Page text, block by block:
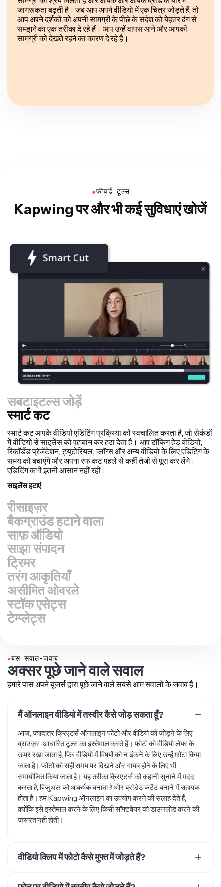
जागरूकता बढ़ती है। जब आप अपने वीडियो में एक चित्र जोड़ते हैं, तो
आप अपने दर्शकों को अपनी सामग्री के पीछे के संदेश को बेहतर ढंग से
समझने का एक तरीका दे रहे हैं। आप उन्हें वापस आने और आपकी
सामग्री को देखते रहने का कारण दे रहे हैं।
●फीचर्ड टूल्स
Kapwing पर और भी कई सुविधाएं खोजें
सबटाइटल्स जोड़ें
स्मार्ट कट
रीसाइज़र
वीडियो को तेज़ी से रीपर्पोज करें और हमारी Resize Canvas सुविधा के
साथ उन्हें और अधिक पेशेवर दिखाएं! बस कुछ ही क्लिक्स में, आप एक ही वीडियो
को लेकर इसे हर प्लेटफॉर्म के लिए सही आकार में समायोजित कर सकते हैं, चाहे
वह TikTok, YouTube, Instagram, Twitter, Linkedin या कहीं
और हो।
वीडियो का आकार बदलें
बैकग्राउंड हटाने वाला
साफ़ ऑडियो
साझा संपादन
ट्रिमर
तरंग आकृतियाँ
असीमित ओवरले
स्टॉक एसेट्स
टेम्प्लेट्स
●बस सवाल-जवाब
अक्सर पूछे जाने वाले सवाल
हमारे पास अपने यूजर्स द्वारा पूछे जाने वाले सबसे आम सवालों के जवाब हैं।
मैं ऑनलाइन वीडियो में तस्वीर कैसे जोड़ सकता हूँ?
आज, ज्यादातर क्रिएटर्स ऑनलाइन फोटो और वीडियो को जोड़ने के लिए
ब्राउज़र-आधारित टूल्स का इस्तेमाल करते हैं। फोटो को वीडियो लेयर के
ऊपर रखा जाता है, फिर वीडियो में विषयों को न ढंकने के लिए उन्हें छोटा किया
जाता है। फोटो को सही समय पर दिखने और गायब होने के लिए भी
समायोजित किया जाता है। यह तरीका क्रिएटर्स को कहानी सुनाने में मदद
करता है, विजुअल को आकर्षक बनाता है और ब्रांडेड कंटेंट बनाने में सहायक
होता है। हम Kapwing ऑनलाइन का उपयोग करने की सलाह देते हैं,
क्योंकि इसे इस्तेमाल करने के लिए किसी सॉफ्टवेयर को डाउनलोड करने की
जरूरत नहीं होती।
वीडियो क्लिप में फोटो कैसे मुफ्त में जोड़ते हैं?